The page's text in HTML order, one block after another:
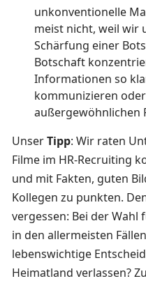
unkonventionelle
meist nicht, weil wir
Schärfung einer
Botschaft
Informationen so
kommunizieren
außergewöhnlichen
UnserTipp: Wir raten
Filme im HR-Recruiting
und mit Fakten, guten
Kollegen zu punkten.
vergessen: Bei der
in den allermeisten
lebenswichtige
Heimatland verlassen?